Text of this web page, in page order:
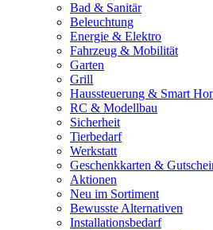
Bad & Sanitär
Beleuchtung
Energie & Elektro
Fahrzeug & Mobilität
Garten
Grill
Haussteuerung & Smart
RC & Modellbau
Sicherheit
Tierbedarf
Werkstatt
Geschenkkarten &
Aktionen
Neu im Sortiment
Bewusste Alternativen
Installationsbedarf